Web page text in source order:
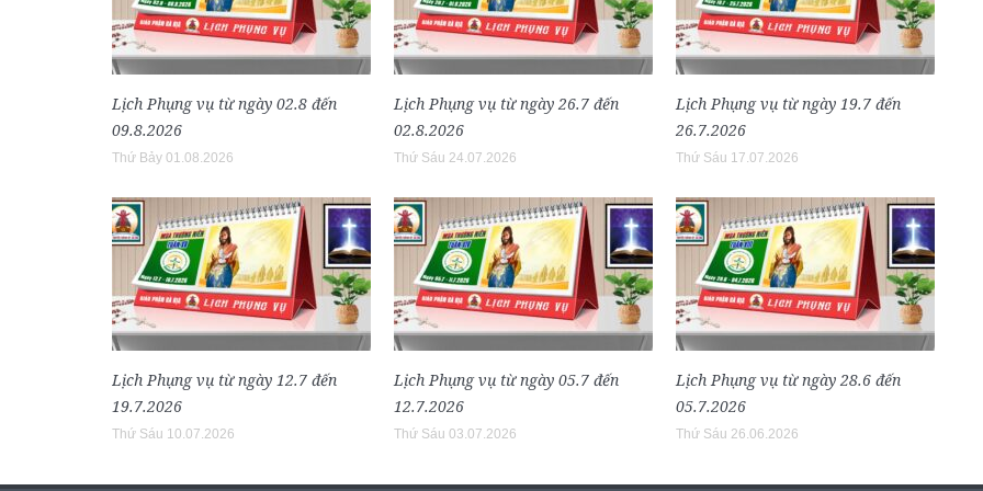
Lịch Phụng vụ từ ngày 02.8 đến
09.8.2026
Thứ Bảy 01.08.2026
Lịch Phụng vụ từ ngày 26.7 đến
02.8.2026
Thứ Sáu 24.07.2026
Lịch Phụng vụ từ ngày 19.7 đến
26.7.2026
Thứ Sáu 17.07.2026
Lịch Phụng vụ từ ngày 12.7 đến
19.7.2026
Thứ Sáu 10.07.2026
Lịch Phụng vụ từ ngày 05.7 đến
12.7.2026
Thứ Sáu 03.07.2026
Lịch Phụng vụ từ ngày 28.6 đến
05.7.2026
Thứ Sáu 26.06.2026